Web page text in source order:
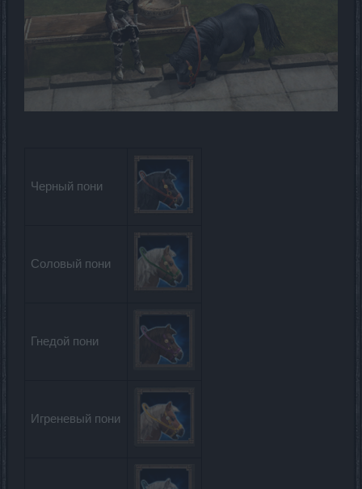
Черный пони
Соловый пони
Гнедой пони
Игреневый пони